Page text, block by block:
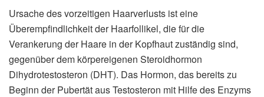
Ursache des vorzeitigen Haarverlusts ist eine
Überempfindlichkeit der Haarfollikel, die für die
Verankerung der Haare in der Kopfhaut zuständig sind,
gegenüber dem körpereigenen Steroidhormon
Dihydrotestosteron (DHT). Das Hormon, das bereits zu
Beginn der Pubertät aus Testosteron mit Hilfe des Enzyms